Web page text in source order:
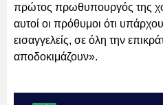
πρώτος πρωθυπουργός της
αυτοί οι πρόθυμοι ότι
εισαγγελείς, σε όλη την
αποδοκιμάζουν».